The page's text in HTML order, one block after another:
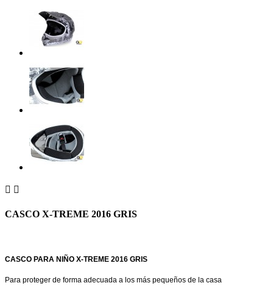
 
CASCO X-TREME 2016 GRIS
CASCO PARA NIÑO X-TREME 2016 GRIS
Para proteger de forma adecuada a los más pequeños de la casa